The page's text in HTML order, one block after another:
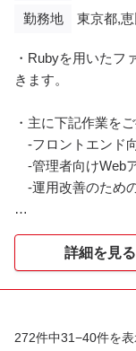
勤務地 東京都,
・Rubyを用いたフ
きます。
・主に下記作業を
-フロントエンド
-管理者向けWeb
-運用改善のため
■バックエンド
開発言語: Ruby /
フレームワーク:
インフラ基盤: AWS
詳細を見る
272件中31−40件を